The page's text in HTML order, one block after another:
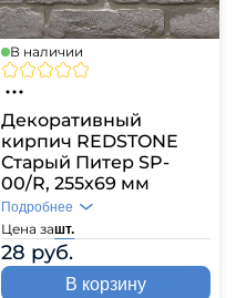
В наличии
Декоративный
кирпич REDSTONE
Старый Питер SP-
00/R, 255х69 мм
Цена зашт.
28 руб.
Подробнее
В корзину